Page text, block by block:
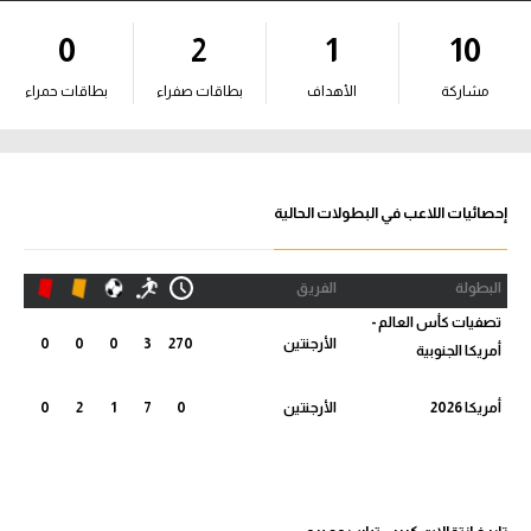
آراء حرة
ركن الألعاب
الدوري المصري
الدوري الإنجليزي الممتاز
الدوري الإسباني
الدوري الإيطالي
الدوري الفرنسي
10
مشاركة
1
الأهداف
2
بطاقات صفراء
0
بطاقات حمراء
إحصائيات اللاعب في البطولات الحالية
البطولة الفريق
تصفيات كأس العالم -
أمريكا الجنوبية
الأرجنتين 270
3
0
0
0
أمريكا 2026 الأرجنتين 0
7
1
2
0